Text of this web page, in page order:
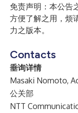
免责声明：本公告
方便了解之用，烦
力之版本。
Contacts
垂询详情
Masaki Nomoto,
公关部
NTT